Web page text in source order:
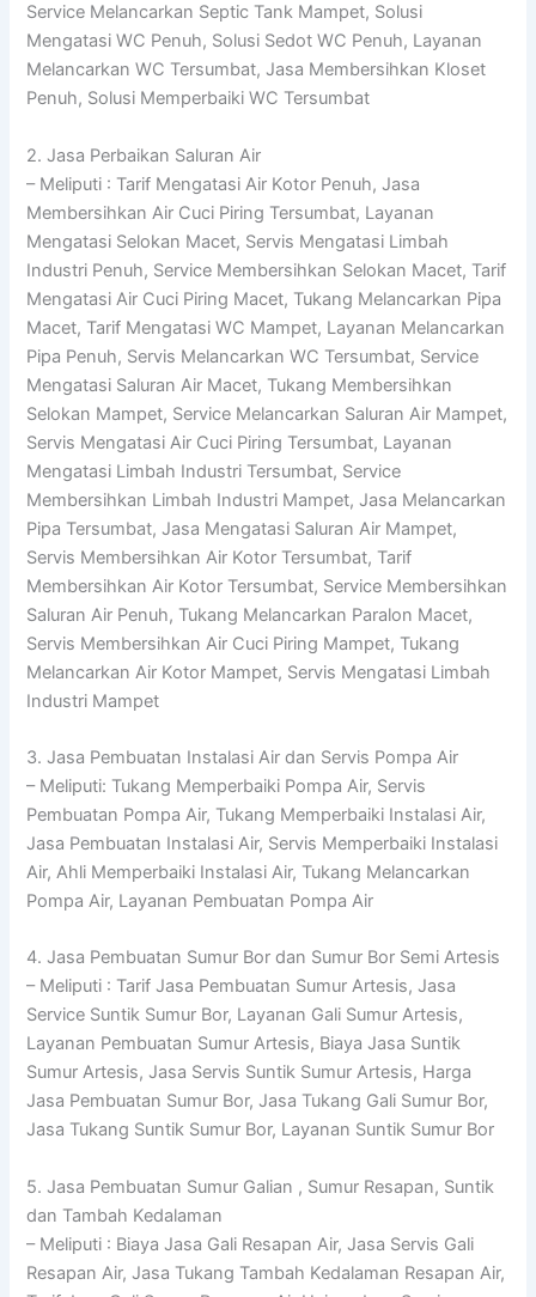
Service Melancarkan Septic Tank Mampet, Solusi
Mengatasi WC Penuh, Solusi Sedot WC Penuh, Layanan
Melancarkan WC Tersumbat, Jasa Membersihkan Kloset
Penuh, Solusi Memperbaiki WC Tersumbat
2. Jasa Perbaikan Saluran Air
– Meliputi : Tarif Mengatasi Air Kotor Penuh, Jasa
Membersihkan Air Cuci Piring Tersumbat, Layanan
Mengatasi Selokan Macet, Servis Mengatasi Limbah
Industri Penuh, Service Membersihkan Selokan Macet, Tarif
Mengatasi Air Cuci Piring Macet, Tukang Melancarkan Pipa
Macet, Tarif Mengatasi WC Mampet, Layanan Melancarkan
Pipa Penuh, Servis Melancarkan WC Tersumbat, Service
Mengatasi Saluran Air Macet, Tukang Membersihkan
Selokan Mampet, Service Melancarkan Saluran Air Mampet,
Servis Mengatasi Air Cuci Piring Tersumbat, Layanan
Mengatasi Limbah Industri Tersumbat, Service
Membersihkan Limbah Industri Mampet, Jasa Melancarkan
Pipa Tersumbat, Jasa Mengatasi Saluran Air Mampet,
Servis Membersihkan Air Kotor Tersumbat, Tarif
Membersihkan Air Kotor Tersumbat, Service Membersihkan
Saluran Air Penuh, Tukang Melancarkan Paralon Macet,
Servis Membersihkan Air Cuci Piring Mampet, Tukang
Melancarkan Air Kotor Mampet, Servis Mengatasi Limbah
Industri Mampet
3. Jasa Pembuatan Instalasi Air dan Servis Pompa Air
– Meliputi: Tukang Memperbaiki Pompa Air, Servis
Pembuatan Pompa Air, Tukang Memperbaiki Instalasi Air,
Jasa Pembuatan Instalasi Air, Servis Memperbaiki Instalasi
Air, Ahli Memperbaiki Instalasi Air, Tukang Melancarkan
Pompa Air, Layanan Pembuatan Pompa Air
4. Jasa Pembuatan Sumur Bor dan Sumur Bor Semi Artesis
– Meliputi : Tarif Jasa Pembuatan Sumur Artesis, Jasa
Service Suntik Sumur Bor, Layanan Gali Sumur Artesis,
Layanan Pembuatan Sumur Artesis, Biaya Jasa Suntik
Sumur Artesis, Jasa Servis Suntik Sumur Artesis, Harga
Jasa Pembuatan Sumur Bor, Jasa Tukang Gali Sumur Bor,
Jasa Tukang Suntik Sumur Bor, Layanan Suntik Sumur Bor
5. Jasa Pembuatan Sumur Galian , Sumur Resapan, Suntik
dan Tambah Kedalaman
– Meliputi : Biaya Jasa Gali Resapan Air, Jasa Servis Gali
Resapan Air, Jasa Tukang Tambah Kedalaman Resapan Air,